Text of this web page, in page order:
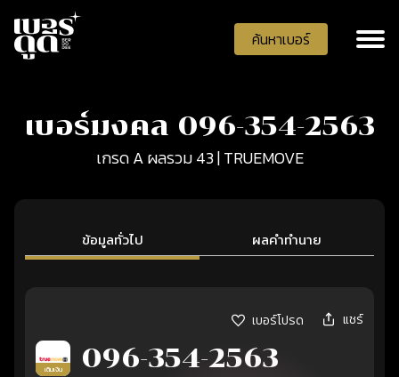
ค้นหาเบอร์
เบอร์มงคล 096-354-2563
เกรด A ผลรวม 43 | TRUEMOVE
ข้อมูลทั่วไป ผลคำทำนาย
เบอร์โปรด แชร์
เติมเงิน 096-354-2563